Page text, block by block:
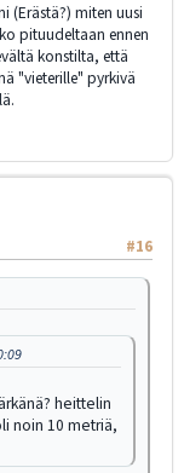
(Erästä?) miten uusi
pituudeltaan ennen
konstilta, että
"vieterille" pyrkivä
#16
heittelin
noin 10 metriä,